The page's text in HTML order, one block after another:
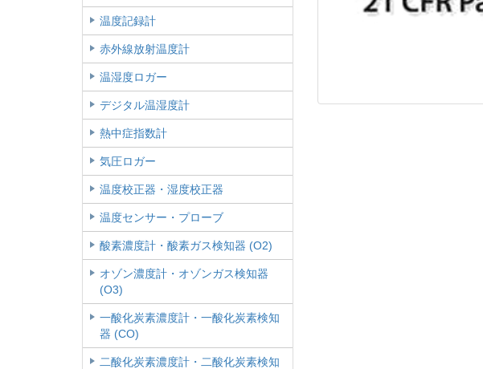
温度記録計
赤外線放射温度計
温湿度ロガー
デジタル温湿度計
熱中症指数計
気圧ロガー
温度校正器・湿度校正器
温度センサー・プローブ
酸素濃度計・酸素ガス検知器 (O2)
オゾン濃度計・オゾンガス検知器
(O3)
一酸化炭素濃度計・一酸化炭素検知
器 (CO)
二酸化炭素濃度計・二酸化炭素検知